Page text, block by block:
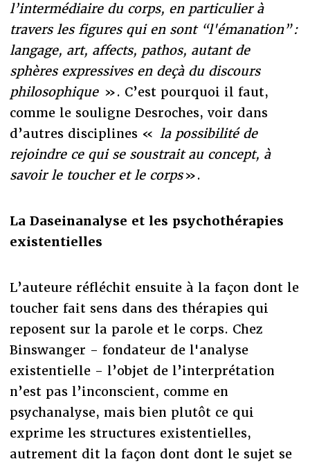
l’intermédiaire du corps, en particulier à
travers les figures qui en sont “l'émanation” :
langage, art, affects, pathos, autant de
sphères expressives en deçà du discours
philosophique ». C’est pourquoi il faut,
comme le souligne Desroches, voir dans
d’autres disciplines « la possibilité de
rejoindre ce qui se soustrait au concept, à
savoir le toucher et le corps».
La Daseinanalyse et les psychothérapies
existentielles
L’auteure réfléchit ensuite à la façon dont le
toucher fait sens dans des thérapies qui
reposent sur la parole et le corps. Chez
Binswanger - fondateur de l'analyse
existentielle - l’objet de l’interprétation
n’est pas l’inconscient, comme en
psychanalyse, mais bien plutôt ce qui
exprime les structures existentielles,
autrement dit la façon dont dont le sujet se